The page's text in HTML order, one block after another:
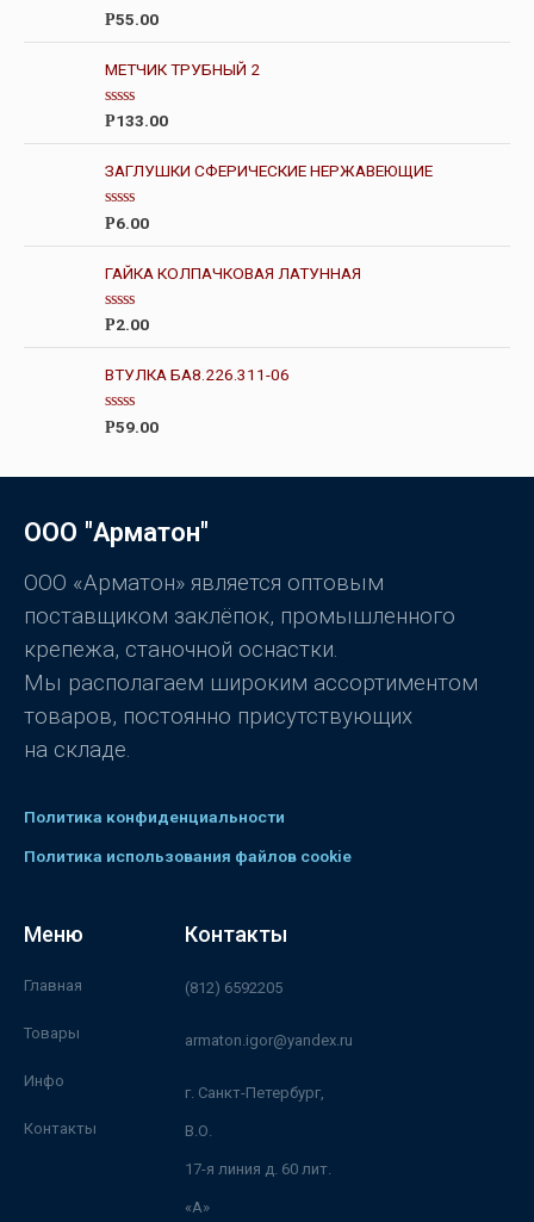
О
е
н
к
а
и
з
Р55.00
МЕТЧИК ТРУБНЫЙ 2
О
е
н
к
а
и
з
Р133.00
ЗАГЛУШКИ СФЕРИЧЕСКИЕ НЕРЖАВЕЮЩИЕ
О
е
н
к
а
и
з
Р6.00
ГАЙКА КОЛПАЧКОВАЯ ЛАТУННАЯ
О
е
н
к
а
и
Р2.00
ВТУЛКА БА8.226.311-06
О
и
з
Р59.00
ООО "Арматон"
ООО «Арматон» является оптовым
поставщиком заклёпок, промышленного
крепежа, станочной оснастки.
Мы располагаем широким ассортиментом
товаров, постоянно присутствующих
на складе.
Политика конфиденциальности
Политика использования файлов cookie
Меню
Главная
Товары
Инфо
Контакты
Контакты
(812) 6592205
armaton.igor@yandex.ru
г. Санкт-Петербург,
В.О.
17-я линия д. 60 лит.
«А»